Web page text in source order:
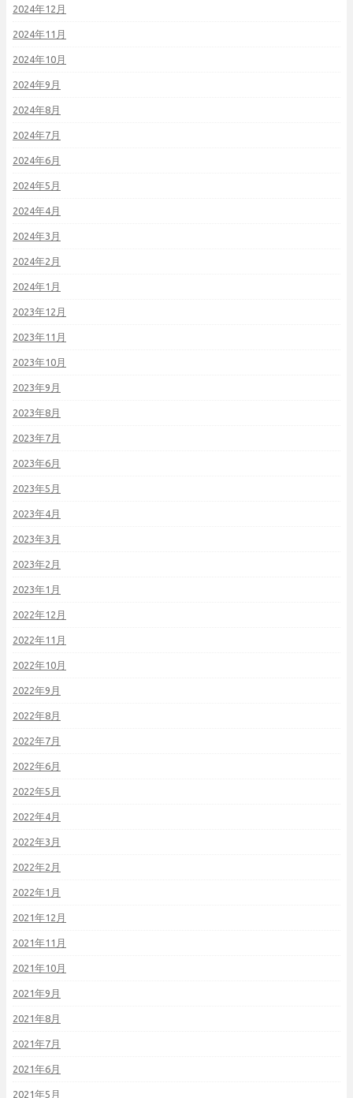
2024年12月
2024年11月
2024年10月
2024年9月
2024年8月
2024年7月
2024年6月
2024年5月
2024年4月
2024年3月
2024年2月
2024年1月
2023年12月
2023年11月
2023年10月
2023年9月
2023年8月
2023年7月
2023年6月
2023年5月
2023年4月
2023年3月
2023年2月
2023年1月
2022年12月
2022年11月
2022年10月
2022年9月
2022年8月
2022年7月
2022年6月
2022年5月
2022年4月
2022年3月
2022年2月
2022年1月
2021年12月
2021年11月
2021年10月
2021年9月
2021年8月
2021年7月
2021年6月
2021年5月